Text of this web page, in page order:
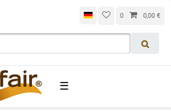
0 0,00 €
☰